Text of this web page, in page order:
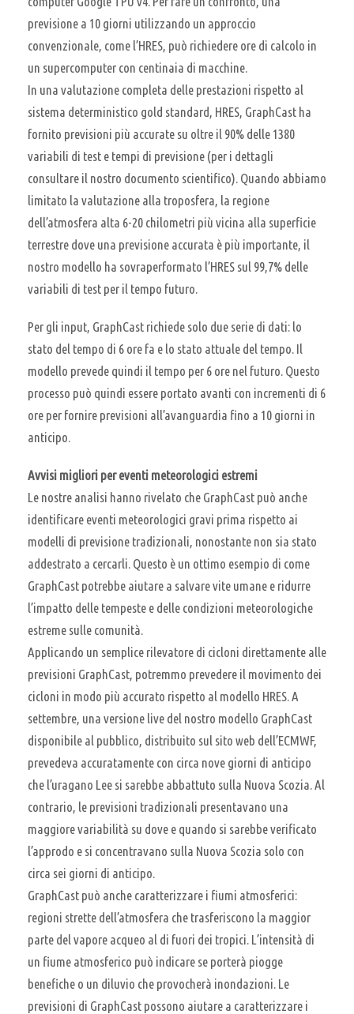
previsione a 10 giorni utilizzando un approccio
convenzionale, come l’HRES, può richiedere ore di calcolo in
un supercomputer con centinaia di macchine.
In una valutazione completa delle prestazioni rispetto al
sistema deterministico gold standard, HRES, GraphCast ha
fornito previsioni più accurate su oltre il 90% delle 1380
variabili di test e tempi di previsione (per i dettagli
consultare il nostro documento scientifico). Quando abbiamo
limitato la valutazione alla troposfera, la regione
dell’atmosfera alta 6-20 chilometri più vicina alla superficie
terrestre dove una previsione accurata è più importante, il
nostro modello ha sovraperformato l’HRES sul 99,7% delle
variabili di test per il tempo futuro.
Per gli input, GraphCast richiede solo due serie di dati: lo
stato del tempo di 6 ore fa e lo stato attuale del tempo. Il
modello prevede quindi il tempo per 6 ore nel futuro. Questo
processo può quindi essere portato avanti con incrementi di 6
ore per fornire previsioni all’avanguardia fino a 10 giorni in
anticipo.
Avvisi migliori per eventi meteorologici estremi
Le nostre analisi hanno rivelato che GraphCast può anche
identificare eventi meteorologici gravi prima rispetto ai
modelli di previsione tradizionali, nonostante non sia stato
addestrato a cercarli. Questo è un ottimo esempio di come
GraphCast potrebbe aiutare a salvare vite umane e ridurre
l’impatto delle tempeste e delle condizioni meteorologiche
estreme sulle comunità.
Applicando un semplice rilevatore di cicloni direttamente alle
previsioni GraphCast, potremmo prevedere il movimento dei
cicloni in modo più accurato rispetto al modello HRES. A
settembre, una versione live del nostro modello GraphCast
disponibile al pubblico, distribuito sul sito web dell’ECMWF,
prevedeva accuratamente con circa nove giorni di anticipo
che l’uragano Lee si sarebbe abbattuto sulla Nuova Scozia. Al
contrario, le previsioni tradizionali presentavano una
maggiore variabilità su dove e quando si sarebbe verificato
l’approdo e si concentravano sulla Nuova Scozia solo con
circa sei giorni di anticipo.
GraphCast può anche caratterizzare i fiumi atmosferici:
regioni strette dell’atmosfera che trasferiscono la maggior
parte del vapore acqueo al di fuori dei tropici. L’intensità di
un fiume atmosferico può indicare se porterà piogge
benefiche o un diluvio che provocherà inondazioni. Le
previsioni di GraphCast possono aiutare a caratterizzare i